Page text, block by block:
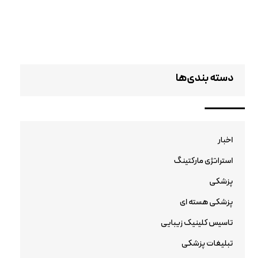
دسته بندی‌ها
اخبار
استراتژی مارکتینگ
پزشکی
پزشکی هسته ای
تاسیس کلینیک زیبایی
تبلیغات پزشکی